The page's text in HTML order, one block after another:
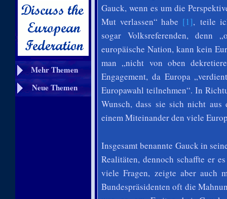
Mehr Themen
Neue Themen
Gauck, wenn es um die
Mut verlassen“ habe [1], teile
sogar Volksreferenden, denn
europäische Nation, kann kein
man „nicht von oben
Engagement, da Europa
Europawahl teilnehmen“. In
Wunsch, dass sie sich nicht aus
einem Miteinander den viele
Insgesamt benannte Gauck in
Realitäten, dennoch schaffte er
viele Fragen, zeigte aber auch
Bundespräsidenten oft die